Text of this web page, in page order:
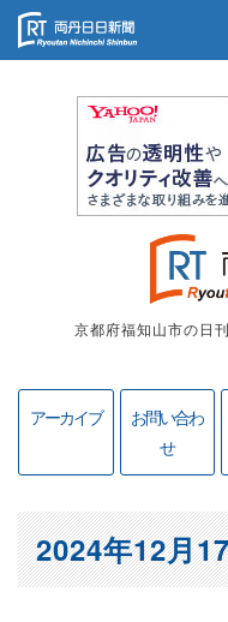
京都府福知山市の日
アーカイブ
お問い合わ
せ
2024年12月